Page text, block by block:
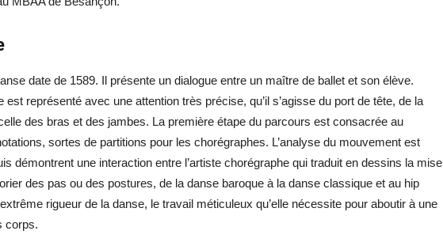
date de 1589. Il présente un dialogue entre un maître de ballet et son élève.
est représenté avec une attention très précise, qu’il s’agisse du port de tête, de la
des bras et des jambes. La première étape du parcours est consacrée au
sortes de partitions pour les chorégraphes. L’analyse du mouvement est
démontrent une interaction entre l’artiste chorégraphe qui traduit en dessins la mise
des pas ou des postures, de la danse baroque à la danse classique et au hip
rigueur de la danse, le travail méticuleux qu’elle nécessite pour aboutir à une
corps.